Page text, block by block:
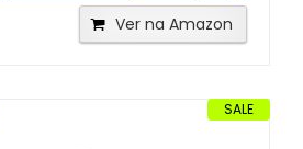
Ver na Amazon
SALE